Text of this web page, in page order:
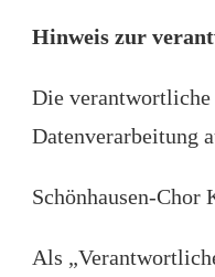
Hinweis zur
Die
Datenverarbeitung
Schönhausen-Chor
Als